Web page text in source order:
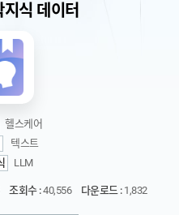
식 데이터
헬스케어
텍스트
LLM
조회수 :40,556 다운로드 :1,832